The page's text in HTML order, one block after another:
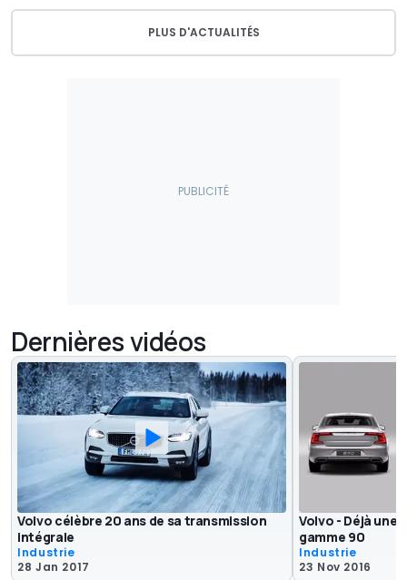
PLUS D'ACTUALITÉS
Dernières vidéos
Volvo célèbre 20 ans de sa transmission
intégrale
Industrie
28 Jan 2017
Volvo - Déjà une
gamme 90
Industrie
23 Nov 2016